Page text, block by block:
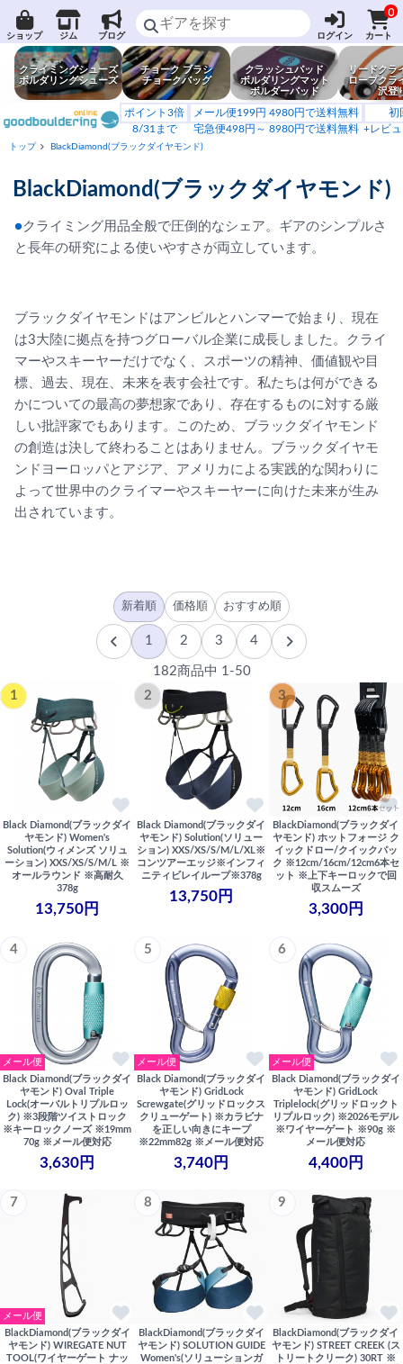
ショップ ジム ブログ ログイン
0
カート
クライミングシューズ
ボルダリングシューズ
チョーク ブラシ
チョークバッグ
クラッシュパッド
ボルダリングマット
ボルダーパッド
リードクラ
ロープクラ
沢登
ポイント3倍
8/31まで
メール便199円 4980円で送料無料
宅急便498円～ 8980円で送料無料
初
+レビ
トップ BlackDiamond(ブラックダイヤモンド)
BlackDiamond(ブラックダイヤモンド)
●クライミング用品全般で圧倒的なシェア。ギアのシンプルさ
と長年の研究による使いやすさが両立しています。
ブラックダイヤモンドはアンビルとハンマーで始まり、現在
は3大陸に拠点を持つグローバル企業に成長しました。クライ
マーやスキーヤーだけでなく、スポーツの精神、価値観や目
標、過去、現在、未来を表す会社です。私たちは何ができる
かについての最高の夢想家であり、存在するものに対する厳
しい批評家でもあります。このため、ブラックダイヤモンド
の創造は決して終わることはありません。ブラックダイヤモ
ンドヨーロッパとアジア、アメリカによる実践的な関わりに
よって世界中のクライマーやスキーヤーに向けた未来が生み
出されています。
新着順 価格順 おすすめ順
1 2 3 4
182商品中 1-50
1
Black Diamond(ブラックダイ
ヤモンド) Women's
Solution(ウィメンズ ソリュ
ーション) XXS/XS/S/M/L ※
オールラウンド ※高耐久
378g
13,750円
2
Black Diamond(ブラックダイ
ヤモンド) Solution(ソリュー
ション) XXS/XS/S/M/L/XL※
コンツアーエッジ※インフィ
ニティビレイループ※378g
13,750円
3
BlackDiamond(ブラックダイ
ヤモンド) ホットフォージ ク
イックドロー/クイックパッ
ク ※12cm/16cm/12cm6本セ
ット ※上下キーロックで回
収スムーズ
3,300円
4
メール便
Black Diamond(ブラックダイ
ヤモンド) Oval Triple
Lock(オーバルトリプルロッ
ク) ※3段階ツイストロック
※キーロックノーズ ※19mm
70g ※メール便対応
3,630円
5
メール便
Black Diamond(ブラックダイ
ヤモンド) GridLock
Screwgate(グリッドロックス
クリューゲート) ※カラビナ
を正しい向きにキープ
※22mm82g ※メール便対応
3,740円
6
メール便
Black Diamond(ブラックダイ
ヤモンド) GridLock
Triplelock(グリッドロックト
リプルロック) ※2026モデル
※ワイヤーゲート ※90g ※
メール便対応
4,400円
7
メール便
BlackDiamond(ブラックダイ
ヤモンド) WIREGATE NUT
TOOL(ワイヤーゲート ナッ
8
BlackDiamond(ブラックダイ
ヤモンド) SOLUTION GUIDE
Women's(ソリューションガ
9
BlackDiamond(ブラックダイ
ヤモンド) STREET CREEK (ス
トリートクリーク) 30RT ※